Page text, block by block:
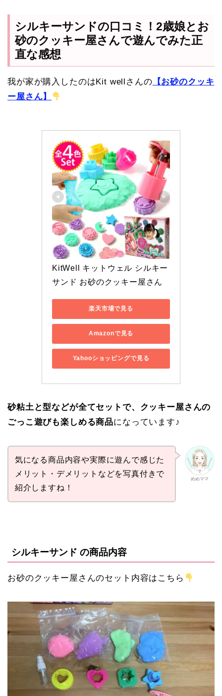
シルキーサンドの口コミ！2歳娘とお
砂のクッキー屋さんで遊んでみた正
直な感想
我が家が購入したのはKit wellさんの 【お砂のクッキ
ー屋さん】
KitWell キットウェル シルキー
サンド お砂のクッキー屋さん
楽天市場で見る
Amazonで見る
Yahooショッピングで見る
砂粘土と型などが全てセットで、クッキー屋さんの
ごっこ遊びも楽しめる商品になっています♪
めめママ
気になる商品内容や実際に遊んで感じた
メリット・デメリットなどを写真付きで
紹介しますね！
シルキーサンド の商品内容
お砂のクッキー屋さんのセット内容はこちら